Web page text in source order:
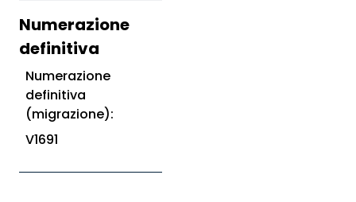
Numerazione
definitiva
Numerazione
definitiva
(migrazione):
V1691